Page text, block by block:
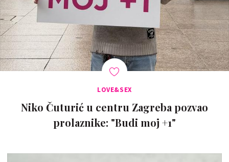
LOVE&SEX
Niko Čuturić u centru Zagreba pozvao
prolaznike: "Budi moj +1"